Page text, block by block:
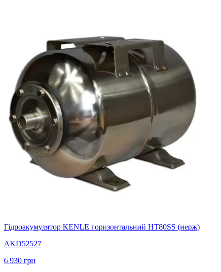
Гідроакумулятор KENLE горизонтальний НT80SS (нерж)
AKD52527
6 930 грн